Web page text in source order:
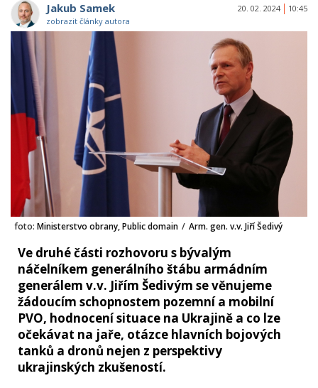
Jakub Samek
zobrazit články autora
20. 02. 2024 10:45
foto: Ministerstvo obrany, Public domain / Arm. gen. v.v. Jiří Šedivý
Ve druhé části rozhovoru s bývalým
náčelníkem generálního štábu armádním
generálem v.v. Jiřím Šedivým se věnujeme
žádoucím schopnostem pozemní a mobilní
PVO, hodnocení situace na Ukrajině a co lze
očekávat na jaře, otázce hlavních bojových
tanků a dronů nejen z perspektivy
ukrajinských zkušeností.